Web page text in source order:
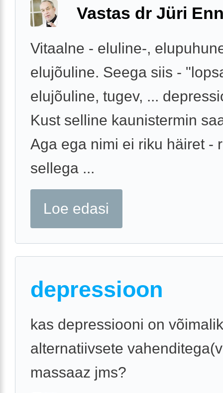
Vastas dr Jüri
Vitaalne - eluline-,
elujõuline. Seega siis -
elujõuline, tugev, ...
Kust selline kaunistermin
Aga ega nimi ei riku häiret -
sellega ...
Loe edasi
depressioon
kas depressiooni on
alternatiivsete
massaaz jms?